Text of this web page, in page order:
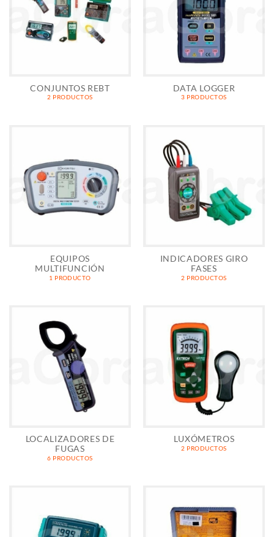
CONJUNTOS REBT
2 PRODUCTOS
DATA LOGGER
3 PRODUCTOS
EQUIPOS
MULTIFUNCIÓN
1 PRODUCTO
INDICADORES GIRO
FASES
2 PRODUCTOS
LOCALIZADORES DE
FUGAS
6 PRODUCTOS
LUXÓMETROS
2 PRODUCTOS